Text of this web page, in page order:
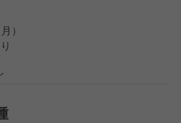
で、店舗内の全ポジションを経験
り）になれば、S店長以上も目指せ
、本社管理部門などのポジションに
）